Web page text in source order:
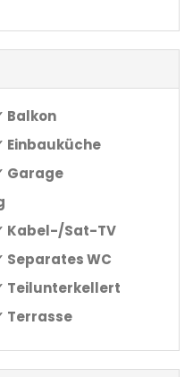
Balkon
Einbauküche
Garage
Kabel-/Sat-TV
Separates WC
Teilunterkellert
Terrasse